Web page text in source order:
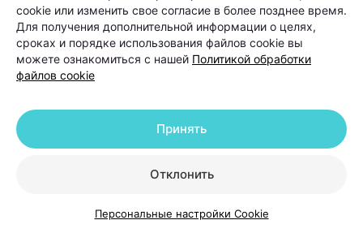
выраженной андрогенетической алопецией, когда
волосы значительно поредели в лобной или
cookie или изменить свое согласие в более позднее время.
Для получения дополнительной информации о целях,
сроках и порядке использования файлов cookie вы
можете ознакомиться с нашей Политикой обработки
файлов cookie
Отклонить
Принять
Персональные настройки Cookie